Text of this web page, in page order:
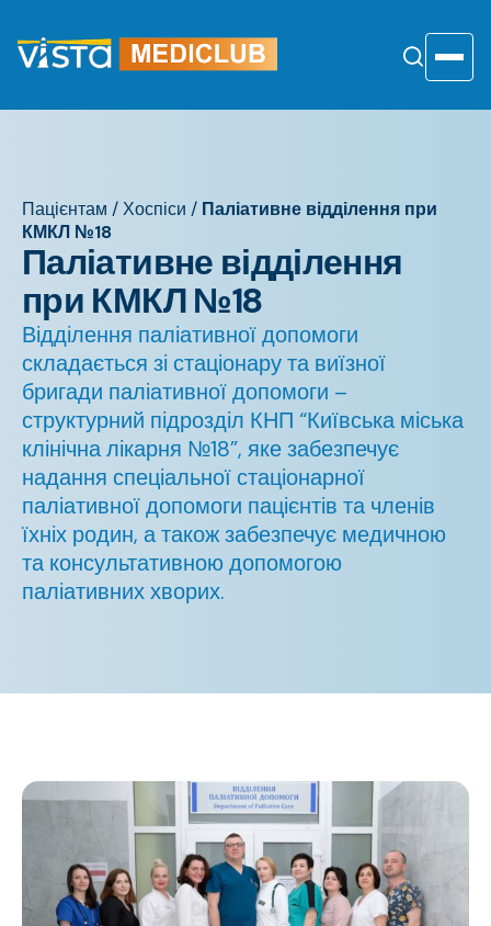
змісту
Пацієнтам /Хоспіси / Паліативне відділення при
КМКЛ №18
Паліативне відділення
при КМКЛ №18
Відділення паліативної допомоги
складається зі стаціонару та виїзної
бригади паліативної допомоги –
структурний підрозділ КНП “Київська міська
клінічна лікарня №18”, яке забезпечує
надання спеціальної стаціонарної
паліативної допомоги пацієнтів та членів
їхніх родин, а також забезпечує медичною
та консультативною допомогою
паліативних хворих.